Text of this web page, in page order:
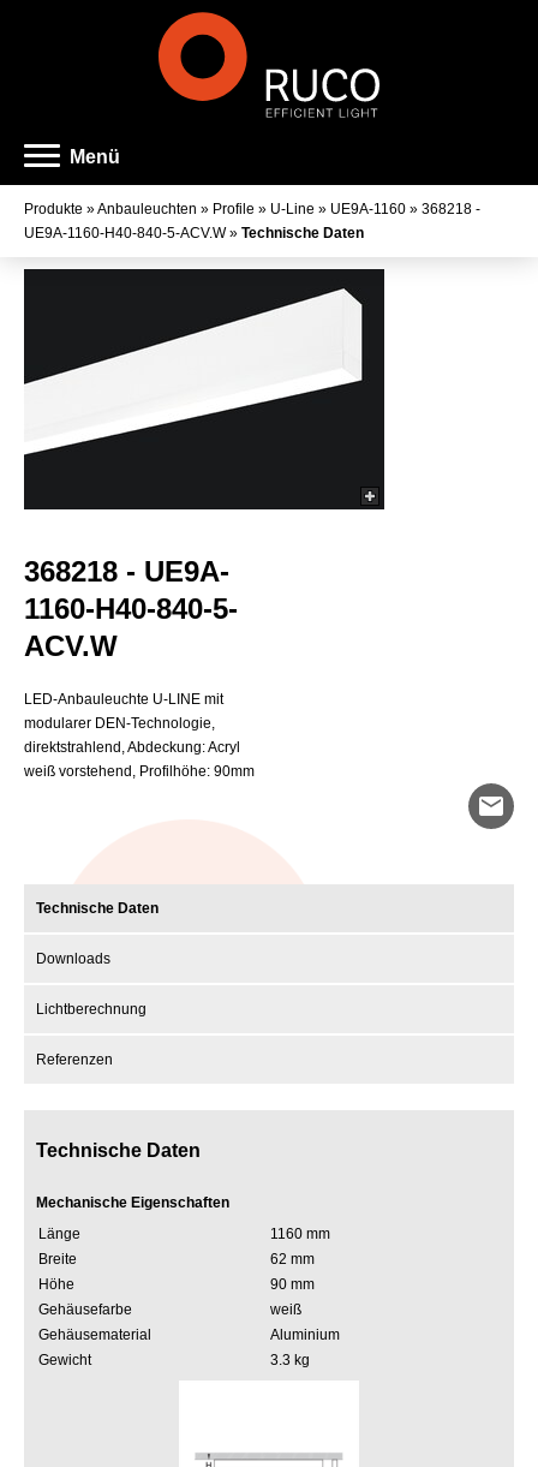
Menü
Produkte »Anbauleuchten » Profile » U-Line » UE9A-1160 » 368218 -
UE9A-1160-H40-840-5-ACV.W» Technische Daten
368218 - UE9A-
1160-H40-840-5-
ACV.W
LED-Anbauleuchte U-LINE mit
modularer DEN-Technologie,
direktstrahlend, Abdeckung: Acryl
weiß vorstehend, Profilhöhe: 90mm
mail
Technische Daten
Downloads
Lichtberechnung
Referenzen
Technische Daten
Mechanische Eigenschaften
Länge
1160 mm
Breite
62 mm
Höhe
90 mm
Gehäusefarbe
weiß
Gehäusematerial
Aluminium
Gewicht
3.3 kg